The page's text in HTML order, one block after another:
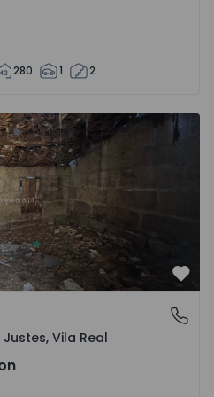
280 1 2
do Castelo e Justes -
Vila Real
Vila Real